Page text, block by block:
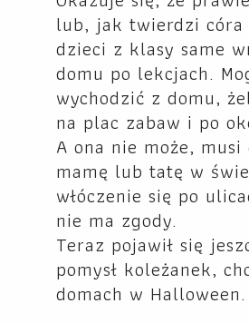
lub, jak twierdzi córa
dzieci z klasy same
domu po lekcjach.
wychodzić z domu,
na plac zabaw i po
A ona nie może, musi
mamę lub tatę w
włóczenie się po
nie ma zgody.
Teraz pojawił się
pomysł koleżanek,
domach w Halloween.